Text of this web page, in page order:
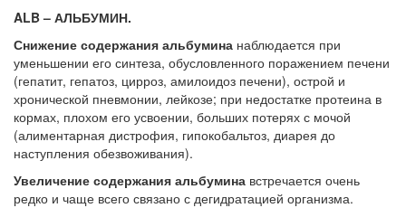
ALB – АЛЬБУМИН.
Снижение содержания альбумина наблюдается при
уменьшении его синтеза, обусловленного поражением печени
(гепатит, гепатоз, цирроз, амилоидоз печени), острой и
хронической пневмонии, лейкозе; при недостатке протеина в
кормах, плохом его усвоении, больших потерях с мочой
(алиментарная дистрофия, гипокобальтоз, диарея до
наступления обезвоживания).
Увеличение содержания альбумина встречается очень
редко и чаще всего связано с дегидратацией организма.